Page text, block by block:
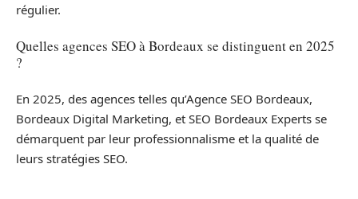
régulier.
Quelles agences SEO à Bordeaux se distinguent en 2025
?
En 2025, des agences telles qu’Agence SEO Bordeaux,
Bordeaux Digital Marketing, et SEO Bordeaux Experts se
démarquent par leur professionnalisme et la qualité de
leurs stratégies SEO.